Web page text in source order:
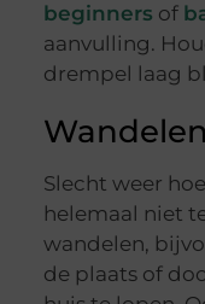
beginners of
aanvulling.
drempel laag
Slecht weer
helemaal niet
wandelen,
de plaats of